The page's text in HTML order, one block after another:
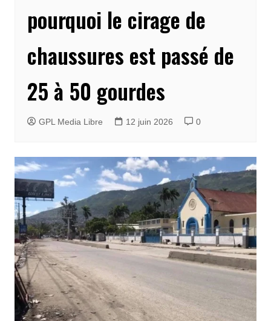
pourquoi le cirage de
chaussures est passé de
25 à 50 gourdes
GPL Media Libre 12 juin 2026 0